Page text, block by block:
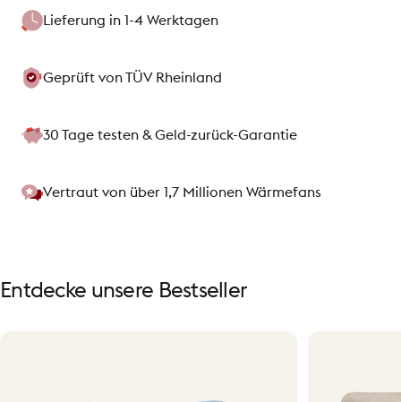
Lieferung in 1-4 Werktagen
Geprüft von TÜV Rheinland
30 Tage testen & Geld-zurück-Garantie
Vertraut von über 1,7 Millionen Wärmefans
Entdecke unsere Bestseller